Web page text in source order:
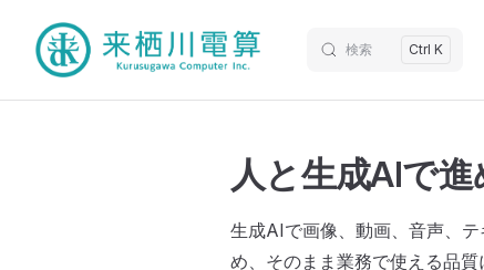
検索 Ctrl K
人と生成AIで
生成AIで画像、動画、音声、
め、そのまま業務で使える品